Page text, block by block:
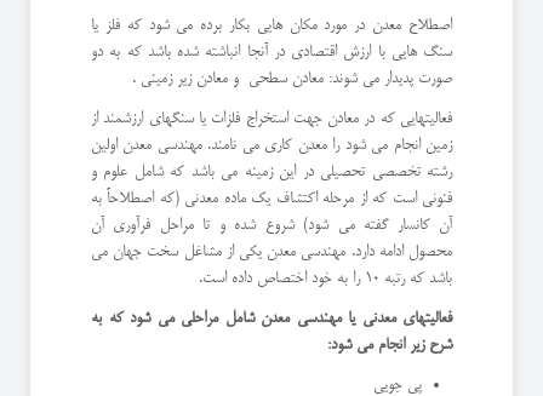
اصطلاح معدن در مورد مکان هایی بکار برده می شود که فلز یا
سنگ هایی با ارزش اقتصادی در آنجا انباشته شده باشد که به دو
صورت پدیدار می شوند: معادن سطحی و معادن زیر زمینی .
فعالیتهایی که در معادن جهت استخراج فلزات یا سنگهای ارزشمند از
زمین انجام می شود را معدن کاری می نامند. مهندسی معدن اولین
رشته تخصصی تحصیلی در این زمینه می باشد که شامل علوم و
فنونی است که از مرحله اکتشاف یک ماده معدنی (که اصطلاحاً به
آن کانسار گفته می شود) شروع شده و تا مراحل فرآوری آن
محصول ادامه دارد. مهندسی معدن یکی از مشاغل سخت جهان می
باشد که رتبه 10 را به خود اختصاص داده است.
فعالیتهای معدنی یا مهندسی معدن شامل مراحلی می شود که به
شرح زیر انجام می شود:
پی جویی